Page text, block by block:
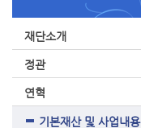
재단소개
정관
연혁
기본재산 및 사업내용